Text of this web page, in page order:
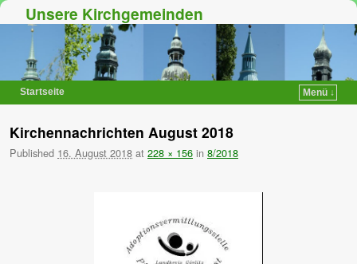
Unsere Kirchgemeinden
Startseite
Menü ↓
Kirchennachrichten August 2018
Published 16. August 2018 at 228 × 156 in 8/2018